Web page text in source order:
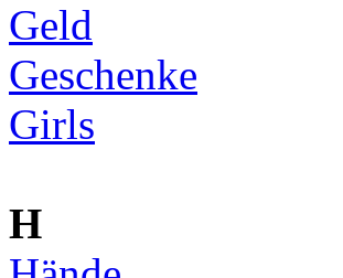
Geld
Geschenke
Girls
H